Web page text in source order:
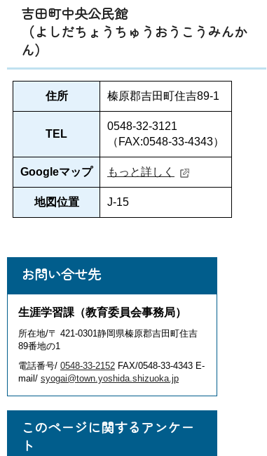
吉田町中央公民館
（よしだちょうちゅうおうこうみんか
ん）
住所 榛原郡吉田町住吉89-1
TEL
0548-32-3121
（FAX:0548-33-4343）
Googleマップ もっと詳しく
地図位置 J-15
お問い合せ先
生涯学習課（教育委員会事務局）
所在地/〒 421-0301静岡県榛原郡吉田町住吉
89番地の1
電話番号/ 0548-33-2152 FAX/0548-33-4343 E-
mail/ syogai@town.yoshida.shizuoka.jp
このページに関するアンケー
ト